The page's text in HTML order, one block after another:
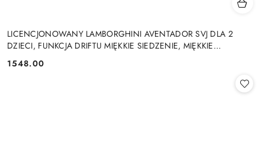
LICENCJONOWANY LAMBORGHINI AVENTADOR SVJ DLA 2
DZIECI, FUNKCJA DRIFTU MIĘKKIE SIEDZENIE, MIĘKKIE
Cena:
1548.00